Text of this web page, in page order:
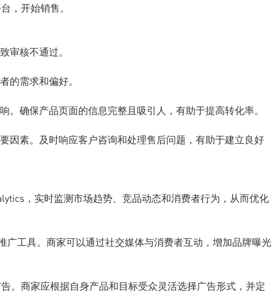
，开始销售。
审核不通过。
的需求和偏好。
确保产品页面的信息完整且吸引人，有助于提高转化率。
因素。及时响应客户咨询和处理售后问题，有助于建立良好
，实时监测市场趋势、竞品动态和消费者行为，从而优化
工具。商家可以通过社交媒体与消费者互动，增加品牌曝光
。商家应根据自身产品和目标受众灵活选择广告形式，并定